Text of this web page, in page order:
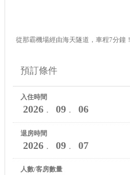
從那霸機場經由海天隧道，車程7分鐘！
預訂條件
入住時間
2026． 09． 06
退房時間
2026． 09． 07
人數/客房數量